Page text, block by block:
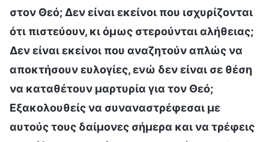
στον Θεό; Δεν είναι εκείνοι που ισχυρίζονται
ότι πιστεύουν, κι όμως στερούνται αλήθειας;
Δεν είναι εκείνοι που αναζητούν απλώς να
αποκτήσουν ευλογίες, ενώ δεν είναι σε θέση
να καταθέτουν μαρτυρία για τον Θεό;
Εξακολουθείς να συναναστρέφεσαι με
αυτούς τους δαίμονες σήμερα και να τρέφεις